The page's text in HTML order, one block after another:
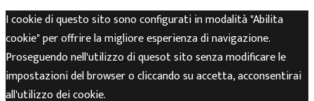
I cookie di questo sito sono configurati in modalità "Abilita
cookie" per offrire la migliore esperienza di navigazione.
Proseguendo nell'utilizzo di quesot sito senza modificare le
impostazioni del browser o cliccando su accetta, acconsentirai
all'utilizzo dei cookie.